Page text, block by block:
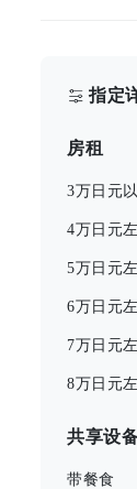
指定
房租
3万日元
4万日元
5万日元
6万日元
7万日元
8万日元
共享设
带餐食